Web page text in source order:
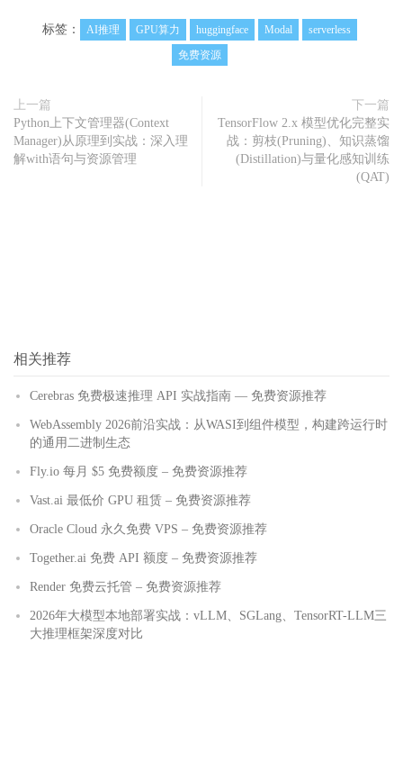
标签： AI推理 GPU算力 huggingface Modal
serverless
免费资源
上一篇
Python上下文管理器(Context
Manager)从原理到实战：深入理
解with语句与资源管理
下一篇
TensorFlow 2.x 模型优化完整实
战：剪枝(Pruning)、知识蒸馏
(Distillation)与量化感知训练
(QAT)
相关推荐
Cerebras 免费极速推理 API 实战指南 — 免费资源推荐
WebAssembly 2026前沿实战：从WASI到组件模型，构建跨运行时
的通用二进制生态
Fly.io 每月 $5 免费额度 – 免费资源推荐
Vast.ai 最低价 GPU 租赁 – 免费资源推荐
Oracle Cloud 永久免费 VPS – 免费资源推荐
Together.ai 免费 API 额度 – 免费资源推荐
Render 免费云托管 – 免费资源推荐
2026年大模型本地部署实战：vLLM、SGLang、TensorRT-LLM三
大推理框架深度对比